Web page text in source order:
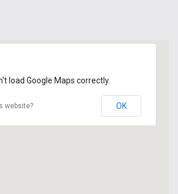
load Google Maps correctly.
website? OK